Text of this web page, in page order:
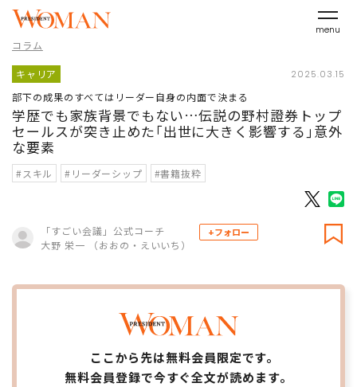
menu
コラム
キャリア 2025.03.15
部下の成果のすべてはリーダー自身の内面で決まる
学歴でも家族背景でもない…伝説の野村證券トップ
セールスが突き止めた｢出世に大きく影響する｣意外
な要素
#スキル #リーダーシップ #書籍抜粋
「すごい会議」公式コーチ
大野 栄一 （おおの・えいいち）
+フォロー
ここから先は無料会員限定です。
無料会員登録で今すぐ全文が読めます。